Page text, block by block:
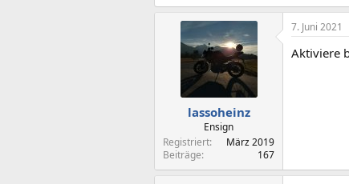
lassoheinz
Ensign
Registriert
März 2019
Beiträge
167
7. Juni 2021
Aktiviere